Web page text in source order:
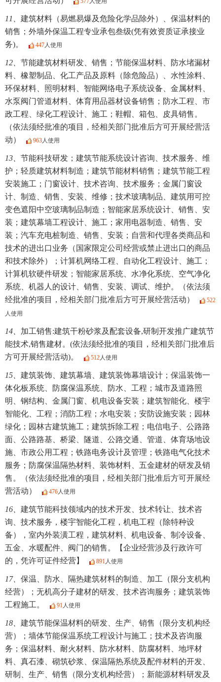
11、 建筑材料（易燃易爆及危险化学品除外）、保温材料的
销售；外墙外保温工程专业承包叁级(凭有效资质证承接业
务)。
447 人使用
12、 节能建筑材料研发、销售；节能保温材料、防水堵漏材
料、橡塑制品、化工产品及原料（除危险品）、水性涂料、
环保材料、照明材料、智能网络电子系统设备、金属材料、
水泵阀门管道材料、体育用品器材设备销售；防水工程、市
政工程、绿化工程设计、施工；鞋帽、箱包、皮具销售。
（依法须经批准的项目，经相关部门批准后方可开展经营活
动）
963 人使用
13、 节能科技研发；建筑节能系统设计咨询、技术服务、维
护；轻质建筑材料制造；建筑节能材料销售；建筑节能工程
安装施工；门窗设计、技术咨询、技术服务；金属门窗设
计、制造、销售、安装、维修；技术玻璃制品、建筑用可控
变色遮阳中空玻璃制品制造；智能家居系统设计、销售、安
装；建筑幕墙工程设计、施工；家用电器制造、销售、安
装；汽车充电桩制造、销售、安装；自营和代理各类商品和
技术的进出口业务（国家限定公司经营或禁止进出口的商品
和技术除外）；计算机网络工程、自动化工程设计、施工；
计算机软硬件研发；智能家居系统、水净化系统、空气净化
系统、机器人的设计、销售、安装、调试、维护。（依法须
经批准的项目，经相关部门批准后方可开展经营活动）
522
人使用
14、 加工销售:建筑干粉砂浆及配套设备,研制开发推广建筑节
能技术,销售建材。(依法须经批准的项目，经相关部门批准后
方可开展经营活动)。
512 人使用
15、 建筑装饰、建筑幕墙、建筑装饰幕墙设计；保温装饰一
体化板系统、防腐保温系统、防水、工程；城市及道路照
明、钢结构、金属门窗、机电设备安装；建筑智能化、楼宇
智能化、工程；消防工程；水电安装；安防设施安装；园林
绿化；园林古建筑施工；建筑拆除工程；电信电子、公路路
面、公路路基、桥梁、隧道、公路交通、管道、体育场地设
施、市政公用工程；铁路电务设计及管理；铁路电气化技术
服务；防腐保温隔热材料、装饰材料、五金建材的研发及销
售。（依法须经批准的项目，经相关部门批准后方可开展经
营活动）
476 人使用
16、 建筑节能科技领域内的技术开发、技术转让、技术咨
询、技术服务，楼宇智能化工程，机电工程（除特种设
备），室内外装潢工程，建筑材料、机电设备、制冷设备、
五金、水暖配件、阀门的销售。【企业经营涉及行政许可
的，凭许可证件经营】
891 人使用
17、 保温、防水、隔热建筑材料的制造、加工（限分支机构
经营）；无机高分子建材的研发、技术咨询服务；建筑装饰
工程施工。
91 人使用
18、 建筑节能保温材料的研发、生产、销售（限分支机构经
营）；墙体节能保温系统工程设计与施工；技术及咨询服
务；保温材料、耐火材料、防水材料、防腐材料、地坪材
料、真石漆、砌筑砂浆、保温隔热系统及配件材料的开发、
研制、生产、销售（限分支机构经营）；新能源材料研发及